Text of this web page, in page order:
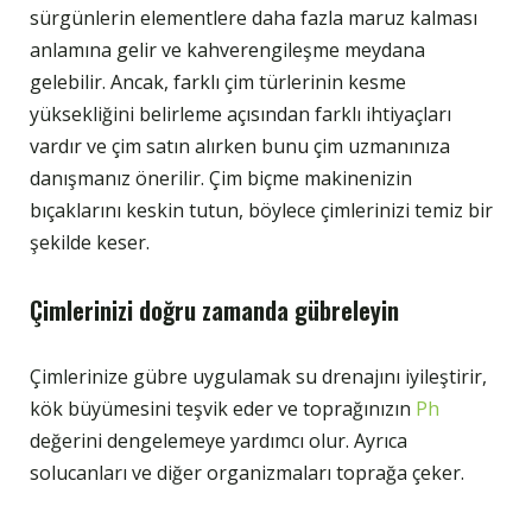
sürgünlerin elementlere daha fazla maruz kalması
anlamına gelir ve kahverengileşme meydana
gelebilir. Ancak, farklı çim türlerinin kesme
yüksekliğini belirleme açısından farklı ihtiyaçları
vardır ve çim satın alırken bunu çim uzmanınıza
danışmanız önerilir. Çim biçme makinenizin
bıçaklarını keskin tutun, böylece çimlerinizi temiz bir
şekilde keser.
Çimlerinizi doğru zamanda gübreleyin
Çimlerinize gübre uygulamak su drenajını iyileştirir,
kök büyümesini teşvik eder ve toprağınızın Ph
değerini dengelemeye yardımcı olur. Ayrıca
solucanları ve diğer organizmaları toprağa çeker.